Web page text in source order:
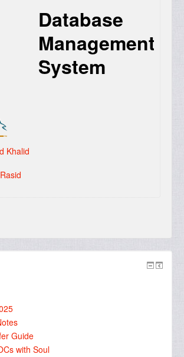
Database
Management
System
Khalid
Guide
with Soul